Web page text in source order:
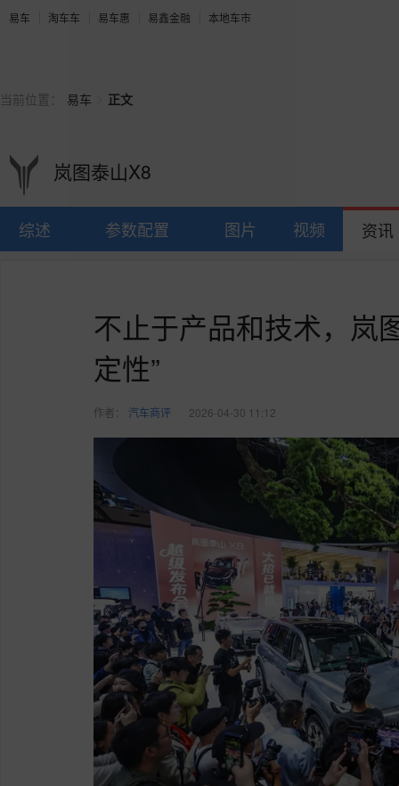
易车 淘车车 易车惠 易鑫金融 本地车市
当前位置： 易车 正文
岚图泰山X8
综述 参数配置 图片 视频 资讯
不止于产品和技术，岚
定性”
作者： 汽车商评 2026-04-30 11:12